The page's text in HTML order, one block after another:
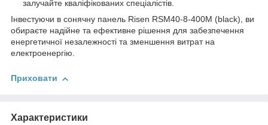
залучайте кваліфікованих спеціалістів.
Інвестуючи в сонячну панель Risen RSM40-8-400M (black), ви
обираєте надійне та ефективне рішення для забезпечення
енергетичної незалежності та зменшення витрат на
електроенергію.
Приховати
Характеристики